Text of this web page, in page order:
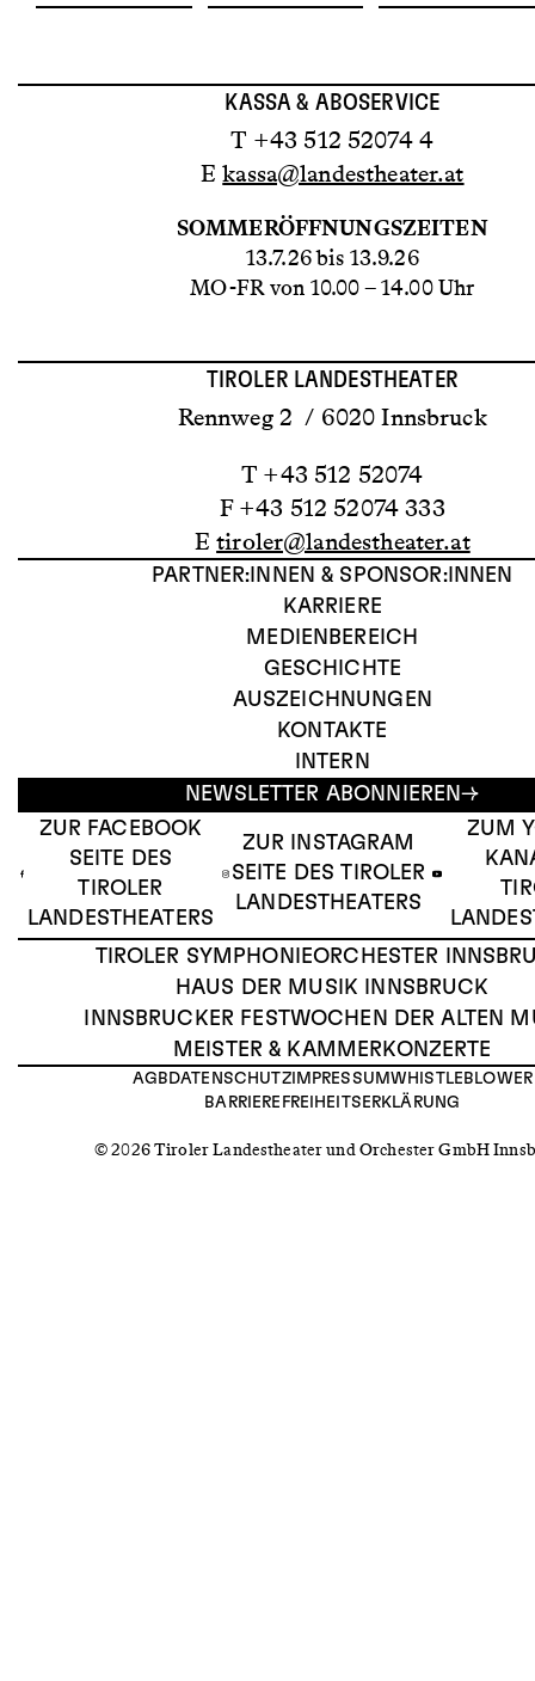
KASSA & ABOSERVICE
T +43 512 52074 4
Ekassa@landestheater.at
SOMMERÖFFNUNGSZEITEN
13.7.26 bis 13.9.26
MO-FR von 10.00 – 14.00 Uhr
TIROLER LANDESTHEATER
Rennweg 2 / 6020 Innsbruck
T +43 512 52074
F +43 512 52074 333
Etiroler@landestheater.at
PARTNER:INNEN & SPONSOR:INNEN
KARRIERE
MEDIENBEREICH
GESCHICHTE
AUSZEICHNUNGEN
KONTAKTE
INTERN
NEWSLETTER ABONNIEREN
ZUR FACEBOOK
SEITE DES
TIROLER
LANDESTHEATERS
ZUR INSTAGRAM
SEITE DES TIROLER
LANDESTHEATERS
ZUM
TIROLER SYMPHONIEORCHESTER
HAUS DER MUSIK INNSBRUCK
INNSBRUCKER FESTWOCHEN DER ALTEN
MEISTER & KAMMERKONZERTE
AGB DATENSCHUTZIMPRESSUMWHISTLEBLOWER
BARRIEREFREIHEITSERKLÄRUNG
© 2026 Tiroler Landestheater und Orchester GmbH